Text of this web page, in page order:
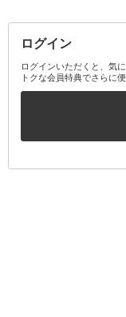
その他オーラルケア
ボディケアキット
その他キット・セット
ログイン
ログインいただくと、気
トクな会員特典でさらに